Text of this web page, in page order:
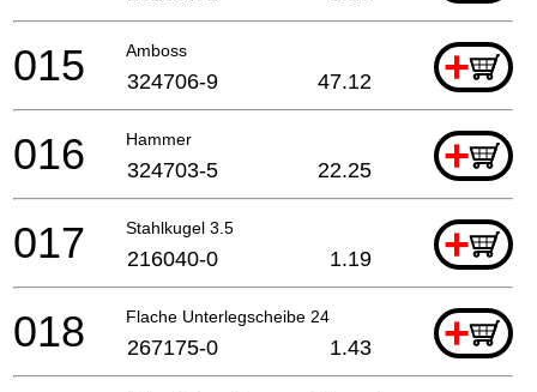
Amboss +
015 324706-9 47.12
Hammer +
016 324703-5 22.25
Stahlkugel 3.5 +
017 216040-0 1.19
Flache Unterlegscheibe 24 +
018 267175-0 1.43